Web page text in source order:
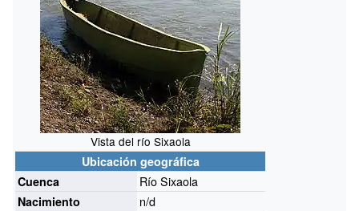
Vista del río Sixaola
Ubicación geográfica
Cuenca
Río Sixaola
Nacimiento n/d